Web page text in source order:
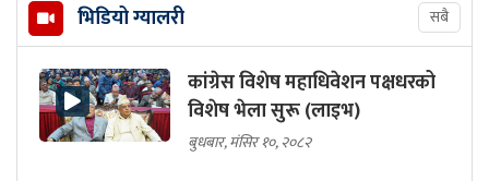
भिडियो ग्यालरी सबै
कांग्रेस विशेष महाधिवेशन पक्षधरको
विशेष भेला सुरू (लाइभ)
बुधबार, मंसिर १०, २०८२